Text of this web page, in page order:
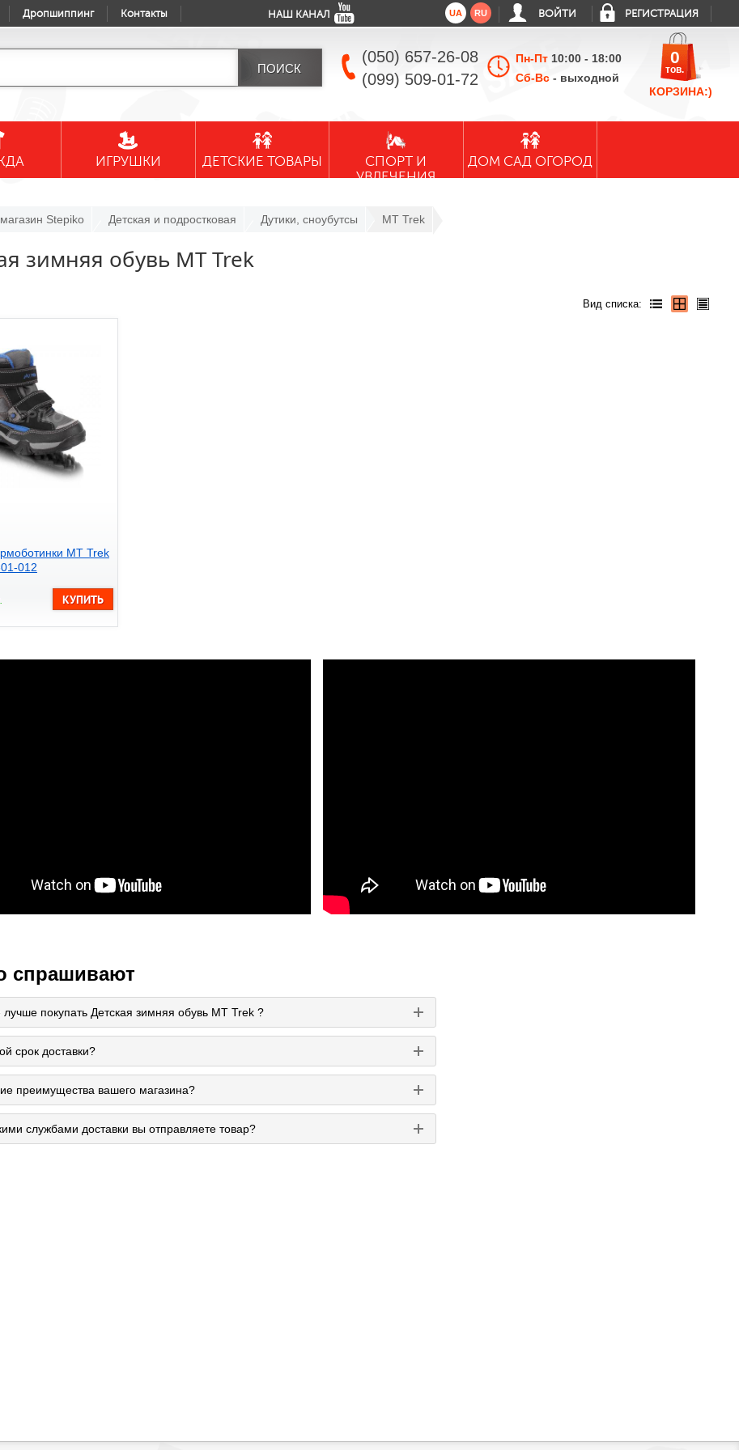
Дропшиппинг Контакты НАШ КАНАЛ UA RU ВОЙТИ РЕГИСТРАЦИЯ
(050) 657-26-08
(099) 509-01-72
Пн-Пт 10:00 - 18:00
Сб-Вс - выходной
КОРЗИНА:)
0
тов.
ИГРУШКИ ДЕТСКИЕ ТОВАРЫ
СПОРТ И
УВЛЕЧЕНИЯ
ДОМ САД ОГОРОД
Stepiko Детская и подростковая Дутики, сноубутсы MT Trek
зимняя обувь MT Trek
Вид списка:
MT Trek
012
спрашивают
покупать Детская зимняя обувь MT Trek ?
срок доставки?
преимущества вашего магазина?
службами доставки вы отправляете товар?